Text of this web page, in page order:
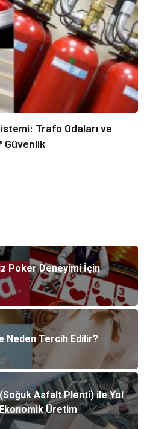
Trafo Odaları ve
Güvenlik
Poker Deneyimi İçin
Neden Tercih Edilir?
Asfalt Plenti) ile Yol
Üretim